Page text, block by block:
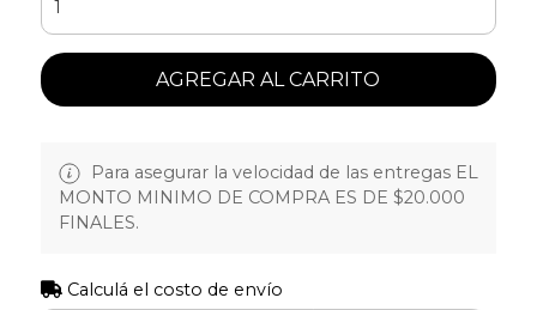
AGREGAR AL CARRITO
Para asegurar la velocidad de las entregas EL
MONTO MINIMO DE COMPRA ES DE $20.000
FINALES.
Calculá el costo de envío